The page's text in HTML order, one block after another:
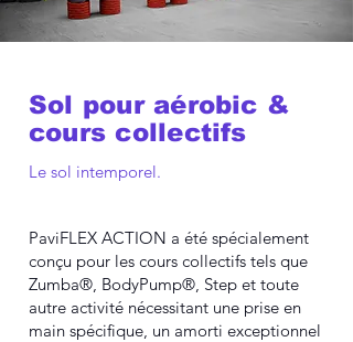
Sol pour aérobic &
cours collectifs
Le sol intemporel.
PaviFLEX ACTION a été spécialement
conçu pour les cours collectifs tels que
Zumba®, BodyPump®, Step et toute
autre activité nécessitant une prise en
main spécifique, un amorti exceptionnel